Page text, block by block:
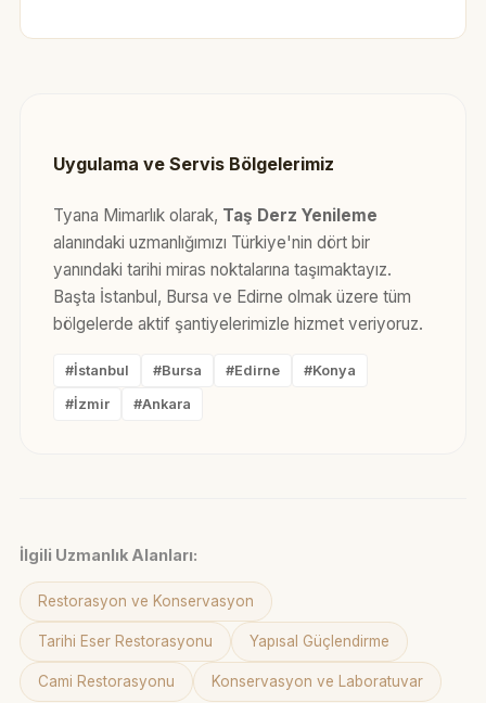
Uygulama ve Servis Bölgelerimiz
Tyana Mimarlık olarak, Taş Derz Yenileme
alanındaki uzmanlığımızı Türkiye'nin dört bir
yanındaki tarihi miras noktalarına taşımaktayız.
Başta İstanbul, Bursa ve Edirne olmak üzere tüm
bölgelerde aktif şantiyelerimizle hizmet veriyoruz.
#İstanbul #Bursa #Edirne #Konya
#İzmir #Ankara
İlgili Uzmanlık Alanları:
Restorasyon ve Konservasyon
Tarihi Eser Restorasyonu Yapısal Güçlendirme
Cami Restorasyonu Konservasyon ve Laboratuvar